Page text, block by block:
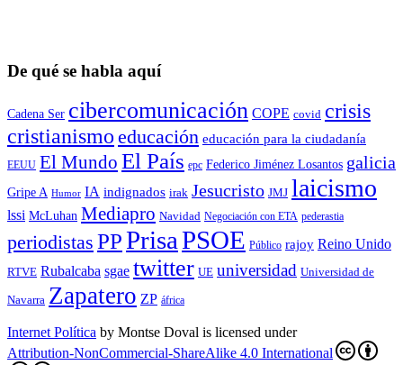
De qué se habla aquí
Cadena Ser cibercomunicación COPE covid crisis
cristianismo educación educación para la ciudadaní­a
EEUU El Mundo El País epc Federico Jiménez Losantos galicia
Gripe A Humor IA indignados irak Jesucristo JMJ laicismo
lssi McLuhan Mediapro Navidad Negociación con ETA pederastia
periodistas PPPrisaPSOE Público rajoy Reino Unido
RTVE Rubalcaba sgae twitter UE universidad Universidad de
Navarra Zapatero ZP áfrica
Internet Política by Montse Doval is licensed under
Attribution-NonCommercial-ShareAlike 4.0 International